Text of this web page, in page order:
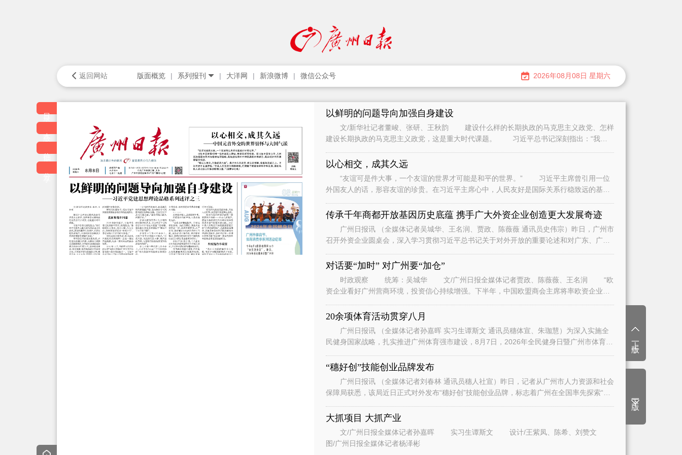
返回网站 版面概览 系列报刊 大洋网 新浪微博 微信公众号 2026年08月08日 星期六
以鲜明的问题导向加强自身建设
文/新华社记者董峻、张研、王秋韵 建设什么样的长期执政的马克思主义政党、怎样
建设长期执政的马克思主义政党，这是重大时代课题。 习近平总书记深刻指出：“我们
以心相交，成其久远
“友谊可是件大事，一个友谊的世界才可能是和平的世界。” 习近平主席曾引用一位
外国友人的话，形容友谊的珍贵。在习近平主席心中，人民友好是国际关系行稳致远的基
传承千年商都开放基因历史底蕴 携手广大外资企业创造更大发展奇迹
广州日报讯 （全媒体记者吴城华、王名润、贾政、陈薇薇 通讯员史伟宗）昨日，广州市
召开外资企业圆桌会，深入学习贯彻习近平总书记关于对外开放的重要论述和对广东、广州
对话要“加时” 对广州要“加仓”
时政观察 统筹：吴城华 文/广州日报全媒体记者贾政、陈薇薇、王名润 “欧
资企业看好广州营商环境，投资信心持续增强。下半年，中国欧盟商会主席将率欧资企业代
20余项体育活动贯穿八月
广州日报讯 （全媒体记者孙嘉晖 实习生谭斯文 通讯员穗体宣、朱珈慧）为深入实施全
民健身国家战略，扎实推进广州体育强市建设，8月7日，2026年全民健身日暨广州市体育
“穗好创”技能创业品牌发布
广州日报讯 （全媒体记者刘春林 通讯员穗人社宣）昨日，记者从广州市人力资源和社会
保障局获悉，该局近日正式对外发布“穗好创”技能创业品牌，标志着广州在全国率先探索“技
大抓项目 大抓产业
文/广州日报全媒体记者孙嘉晖 实习生谭斯文 设计/王紫凤、陈希、刘赞文
图/广州日报全媒体记者杨泽彬